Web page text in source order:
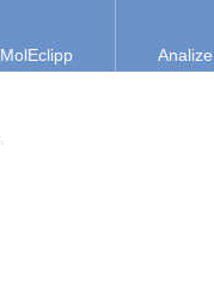
MolEclipp Analize